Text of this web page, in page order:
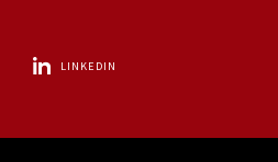
LINKEDIN